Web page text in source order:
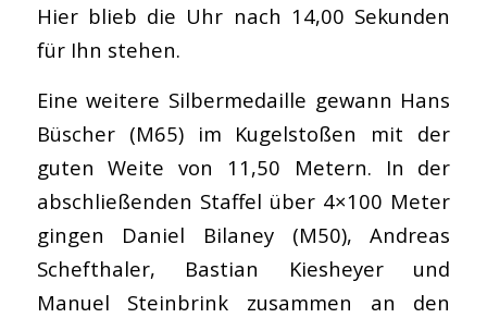
Hier blieb die Uhr nach 14,00 Sekunden
für Ihn stehen.
Eine weitere Silbermedaille gewann Hans
Büscher (M65) im Kugelstoßen mit der
guten Weite von 11,50 Metern. In der
abschließenden Staffel über 4×100 Meter
gingen Daniel Bilaney (M50), Andreas
Schefthaler, Bastian Kiesheyer und
Manuel Steinbrink zusammen an den